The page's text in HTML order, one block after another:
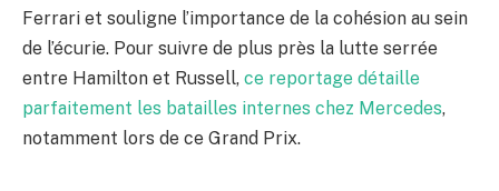
Ferrari et souligne l’importance de la cohésion au sein
de l’écurie. Pour suivre de plus près la lutte serrée
entre Hamilton et Russell, ce reportage détaille
parfaitement les batailles internes chez Mercedes,
notamment lors de ce Grand Prix.